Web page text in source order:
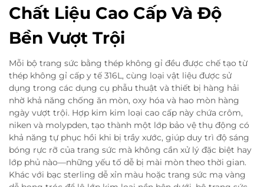
Chất Liệu Cao Cấp Và Độ
Bền Vượt Trội
Mỗi bộ trang sức bằng thép không gỉ đều được chế tạo từ
thép không gỉ cấp y tế 316L, cùng loại vật liệu được sử
dụng trong các dụng cụ phẫu thuật và thiết bị hàng hải
nhờ khả năng chống ăn mòn, oxy hóa và hao mòn hàng
ngày vượt trội. Hợp kim kim loại cao cấp này chứa crôm,
niken và molypden, tạo thành một lớp bảo vệ thụ động có
khả năng tự phục hồi khi bị trầy xước, giúp duy trì độ sáng
bóng rực rỡ của trang sức mà không cần xử lý đặc biệt hay
lớp phủ nào—những yếu tố dễ bị mài mòn theo thời gian.
Khác với bạc sterling dễ xỉn màu hoặc trang sức mạ vàng